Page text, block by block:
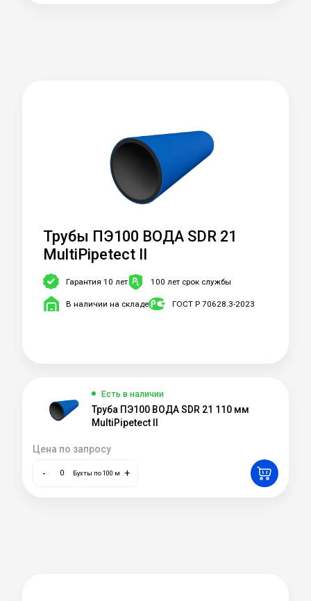
Трубы ПЭ100 ВОДА SDR 21
MultiPipetect II
Гарантия 10 лет 100 лет срок службы
В наличии на складе ГОСТ Р 70628.3-2023
Есть в наличии
Труба ПЭ100 ВОДА SDR 21 110 мм
MultiPipetect II
Цена по запросу
- Бухты по 100 м +